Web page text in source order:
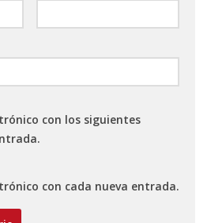
con los siguientes
con cada nueva entrada.